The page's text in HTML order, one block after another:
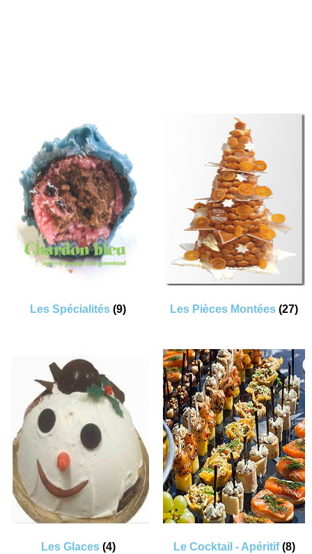
Les Spécialités (9) Les Pièces Montées (27)
Les Glaces (4) Le Cocktail - Apéritif(8)